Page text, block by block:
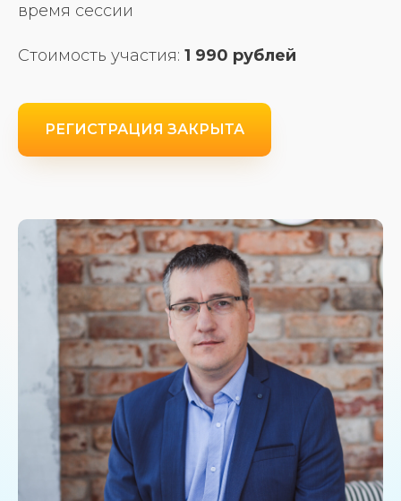
время сессии
Стоимость участия: 1 990 рублей
РЕГИСТРАЦИЯ ЗАКРЫТА